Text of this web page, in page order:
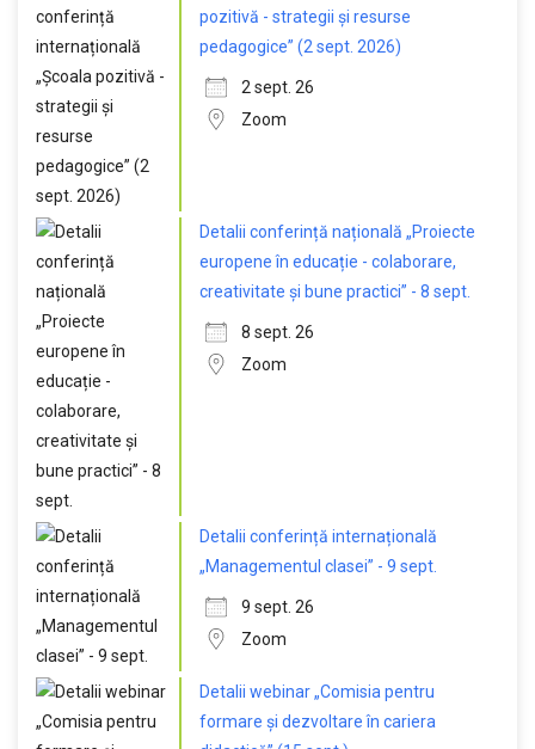
pozitivă - strategii și resurse
pedagogice” (2 sept. 2026)
2 sept. 26
Zoom
Detalii conferință națională „Proiecte
europene în educație - colaborare,
creativitate și bune practici” - 8 sept.
8 sept. 26
Zoom
Detalii conferință internațională
„Managementul clasei” - 9 sept.
9 sept. 26
Zoom
Detalii webinar „Comisia pentru
formare și dezvoltare în cariera